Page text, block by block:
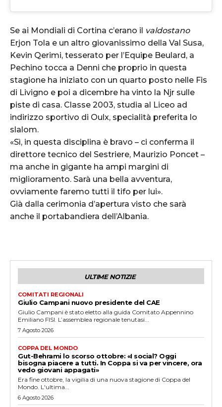
Se ai Mondiali di Cortina c’erano il valdostano
Erjon Tola e un altro giovanissimo della Val Susa,
Kevin Qerimi, tesserato per l’Equipe Beulard, a
Pechino tocca a Denni che proprio in questa
stagione ha iniziato con un quarto posto nelle Fis
di Livigno e poi a dicembre ha vinto la Njr sulle
piste di casa. Classe 2003, studia al Liceo ad
indirizzo sportivo di Oulx, specialità preferita lo
slalom.
«Sì, in questa disciplina è bravo – ci conferma il
direttore tecnico del Sestriere, Maurizio Poncet –
ma anche in gigante ha ampi margini di
miglioramento. Sarà una bella avventura,
ovviamente faremo tutti il tifo per lui».
Già dalla cerimonia d’apertura visto che sarà
anche il portabandiera dell’Albania.
ULTIME NOTIZIE
COMITATI REGIONALI
Giulio Campani nuovo presidente del CAE
Giulio Campani è stato eletto alla guida Comitato Appennino
Emiliano FISI. L’assemblea regionale tenutasi...
7 Agosto 2026
COPPA DEL MONDO
Gut-Behrami lo scorso ottobre: «I social? Oggi
bisogna piacere a tutti. In Coppa si va per vincere, ora
vedo giovani appagati»
Era fine ottobre, la vigilia di una nuova stagione di Coppa del
Mondo. L'ultima...
6 Agosto 2026